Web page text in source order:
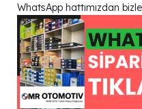
WhatsApp hattımızdan